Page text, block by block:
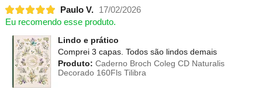
Paulo V.
17/02/2026
Eu recomendo esse produto.
Lindo e prático
Comprei 3 capas. Todos são lindos demais
Produto: Caderno Broch Coleg CD Naturalis
Decorado 160Fls Tilibra